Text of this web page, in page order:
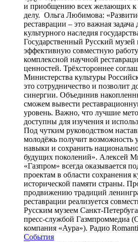
и приобщению всех желающих к
делу. Ольга Любимова:
реставрации – это важная задача
культурного наследия
Государственный Русский музей
эффективную совместную
комплексной научной
ценностей. Трёхстороннее
Министерства культуры
это сотрудничество и позволит
синергии. Объединив
сможем вывести
уровень. Важно, что лучшие
доступны для изучения и
Под чутким руководством
молодёжь получит возможность
навыки и сохранить
будущих поколений». Алексей
«Газпром» всегда оказывается
проектам в области сохранения
исторической памяти страны.
продвижению традиций
реставрации реализуется
Русским музеем Санкт-
пресс-службой Газмпроммедиа
компания «Аура»). Радио
События